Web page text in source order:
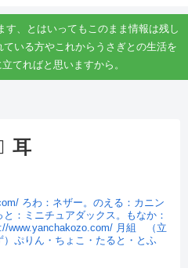
、とはいってもこのまま情報は残し
いる方やこれからうさぎとの生活を
てればと思いますから。
耳
ろわ：ネザー。のえる：カニン
：ミニチュアダックス。もなか：
www.yanchakozo.com/ 月組 （立
）ぷりん・ちょこ・たると・とふ